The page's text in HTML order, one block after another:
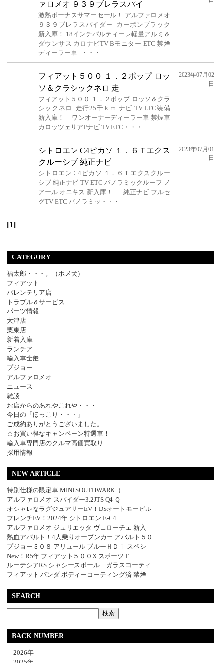
ァロメオ ９３９ブレラスパイ
激熱ボーナスサマーセール！ アルファロメオ
９３９ブレラスパイダー カーボンブラック
新入庫！ 18インチパルティーレ軽量アルミ＆
ダウンサス カロナビTV Bモニター ETC 禁煙
ディーラー車 ・・・
フィアット５００ １．２ポップ ロッ
ソ＆クラシックネロ 走
フィアット５００ １．２ポップ ロッソ＆クラ
シックネロ 走行25千ｋｍ ナビ TV ETC装備
新入庫！ ワンオーナーディーラー車 禁煙車
カロッツェリアPナビ TV ETC・・・
2023年07月02
日
シトロエン C4ピカソ １．６Ｔエクス
クルーシブ 純正ナビ
シトロエン C4ピカソ １．６Ｔエクスクルー
シブ 純正ナビ TV ETC パノラミックルーフ ノ
アール オニキス 新入庫！ 純正ナビ フルセ
グTV ETC パノラミッ・・・
2023年07月01
日
[1]
CATEGORY
福太郎・・・。（ポメ犬）
フィアット
バレンテリア店
トラブル＆サービス
パーツ情報
大津店
栗東店
新着入庫
ランチア
輸入車全般
プジョー
アルファロメオ
ニュース
雑談
お店からのあれやこれや・・・
今日の「ほっこり・・・」
ご成約ありがとうございました。
☆お買い得なキャンペーン特選車！
輸入車専門店のクルマ高価買取り
採用情報
NEW ARTICLE
特別仕様の限定車 MINI SOUTHWARK（
アルファロメオ スパイダー3.2JTS Q4 Ｑ
オシャレなラグジュアリーEV！DSオートモービル
フレンチEV！2024年 シトロエン E-C4
アルファロメオ ジュリエッタ ヴェローチェ 新入
熱血アバルト！4人乗りオープンカー アバルト５０
プジョー３０８ アリュール ブルーＨＤｉ スペシ
New！R5年 フィアット５００X スポーツ F
ルーテシアRS シャシースポール ガラスコーティ
フィアット パンダ ボディーコーティング済 禁煙
SEARCH
BACK NUMBER
2026年